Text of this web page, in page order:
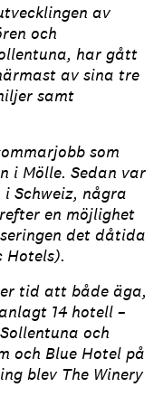
av
och
har gått
av sina tre
samt
som
i Mölle. Sedan var
Schweiz, några
en möjlighet
det dåtida
Hotels).
tid att både äga,
14 hotell –
och
och Blue Hotel på
blev The Winery